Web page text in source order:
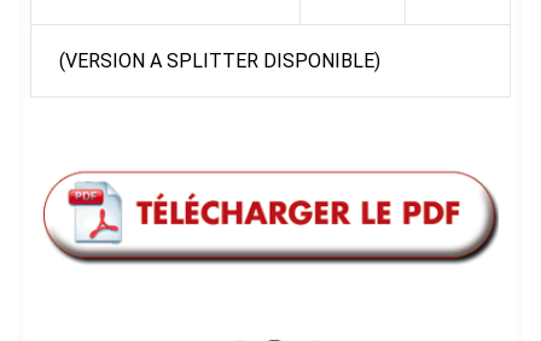
(VERSION A SPLITTER DISPONIBLE)